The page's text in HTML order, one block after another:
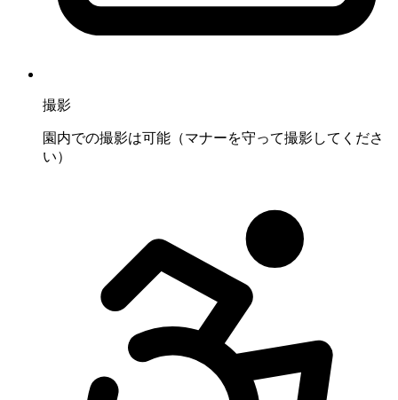
撮影
園内での撮影は可能（マナーを守って撮影してくださ
い）